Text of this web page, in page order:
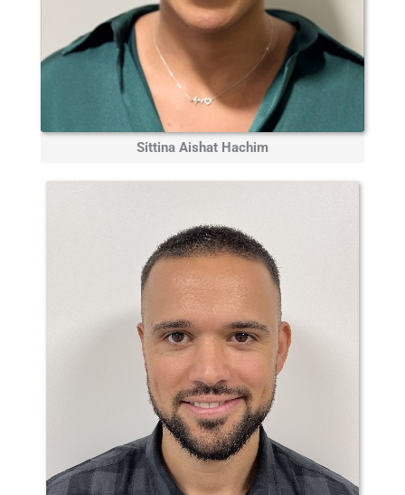
Sittina Aishat Hachim